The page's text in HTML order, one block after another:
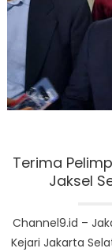
Terima
Jaksel
Channel9.id –
Kejari Jakarta